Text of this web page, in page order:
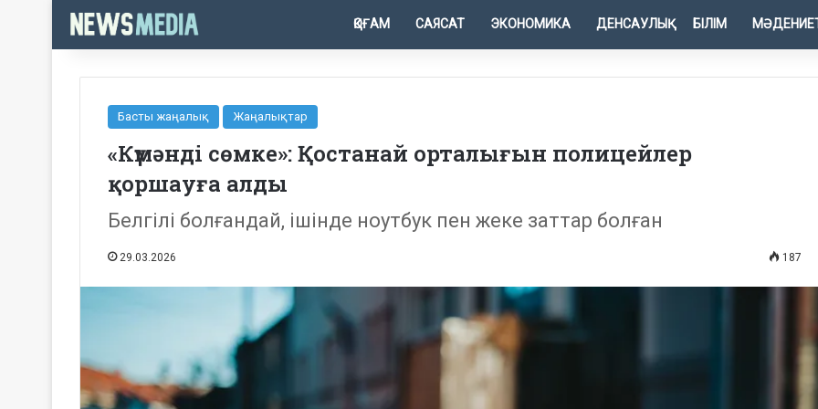
ҚОҒАМ САЯСАТ ЭКОНОМИКА ДЕНСАУЛЫҚ БІЛІМ
Басты жаңалық Жаңалықтар
«Күмәнді сөмке»: Қостанай орталығын полицейлер
қоршауға алды
Белгілі болғандай, ішінде ноутбук пен жеке заттар болған
29.03.2026 187